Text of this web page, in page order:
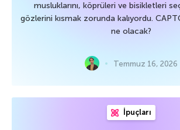
musluklarını, köprüleri ve bisikletleri
gözlerini kısmak zorunda kalıyordu.
ne olacak?
Temmuz 16, 2026
İpuçları